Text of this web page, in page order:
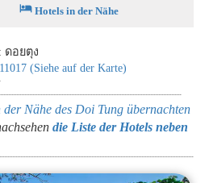
hotelHotels in der Nähe
ดอยตุง
(Siehe auf der Karte)
Nähe des Doi Tung übernachten
die Liste der Hotels neben